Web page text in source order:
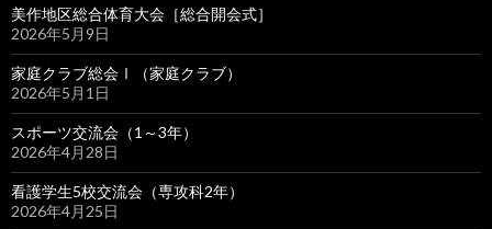
美作地区総合体育大会［総合開会式］
2026年5月9日
家庭クラブ総会Ⅰ（家庭クラブ）
2026年5月1日
スポーツ交流会（1～3年）
2026年4月28日
看護学生5校交流会（専攻科2年）
2026年4月25日